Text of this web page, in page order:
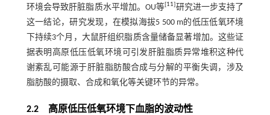
环境会导致肝脏脂质水平增加。OU等 11 研究进一步支持了
这一结论，研究发现，在模拟海拔5 500 m的低压低氧环境
下持续3个月，大鼠肝组织脂质含量储备显著增加。这些证
据表明高原低压低氧环境可引发肝脏脂质异常堆积这种代
谢紊乱可能源于肝脏脂肪酸合成与分解的平衡失调，涉及
脂肪酸的摄取、合成和氧化等关键环节的异常。
2.2 高原低压低氧环境下血脂的波动性